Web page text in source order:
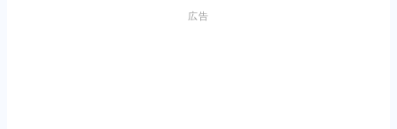
広告